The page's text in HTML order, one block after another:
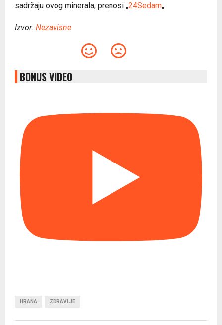
sadržaju ovog minerala, prenosi „24Sedam„.
Izvor: Nezavisne
BONUS VIDEO
HRANA ZDRAVLJE